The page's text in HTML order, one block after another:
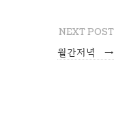
NEXT POST
월간저녁 →